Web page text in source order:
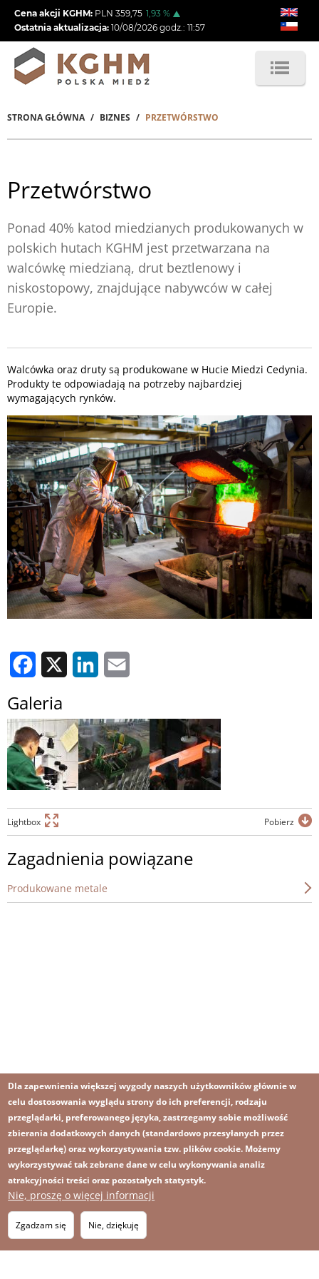
Przejdź
treści
Cena akcji KGHM: PLN 359,75 1,93 %
Ostatnia aktualizacja: 10/08/2026 godz.: 11:57
Ścieżka
STRONA GŁÓWNA BIZNES PRZETWÓRSTWO
Przetwórstwo
Ponad 40% katod miedzianych produkowanych w
polskich hutach KGHM jest przetwarzana na
walcówkę miedzianą, drut beztlenowy i
niskostopowy, znajdujące nabywców w całej
Europie.
Walcówka oraz druty są produkowane w Hucie Miedzi Cedynia.
Produkty te odpowiadają na potrzeby najbardziej
wymagających rynków.
Facebook LinkedIn
Galeria
Lightbox Pobierz
Zagadnienia powiązane
Produkowane metale
Footer
menu
Zapisz się na newsletter
Obraz
MAPA STRONY
OBRAZ
Dla zapewnienia większej wygody naszych użytkowników głównie w
celu dostosowania wyglądu strony do ich preferencji, rodzaju
przeglądarki, preferowanego języka, zastrzegamy sobie możliwość
zbierania dodatkowych danych (standardowo przesyłanych przez
przeglądarkę) oraz wykorzystywania tzw. plików cookie. Możemy
wykorzystywać tak zebrane dane w celu wykonywania analiz
atrakcyjności treści oraz pozostałych statystyk.
Nie, proszę o więcej informacji
Zgadzam się Nie, dziękuję